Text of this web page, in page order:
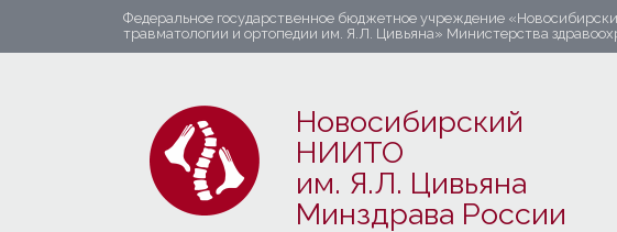
Федеральное государственное бюджетное учреждение
травматологии и ортопедии им. Я.Л. Цивьяна» Министерства
Новосибирский
НИИТО
им. Я.Л. Цивьяна
Минздрава России